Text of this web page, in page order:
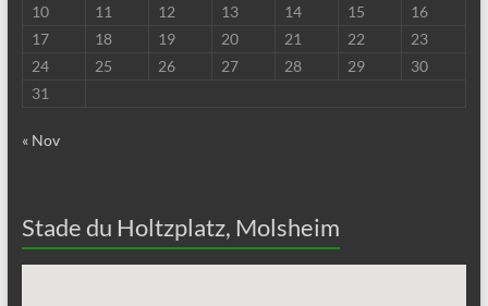
10
11 12 13 14 15
16
17
18 19 20 21 22
23
24
25 26 27 28 29
30
31
« Nov
Stade du Holtzplatz, Molsheim